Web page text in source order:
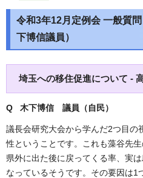
令和3年12月定例会 一般質
下博信議員）
埼玉への移住促進について -
Q 木下博信 議員（自民）
議長会研究大会から学んだ2つ目の
性ということです。これも藻谷先生
県外に出た後に戻ってくる率、実
なっているそうです。その要因は1